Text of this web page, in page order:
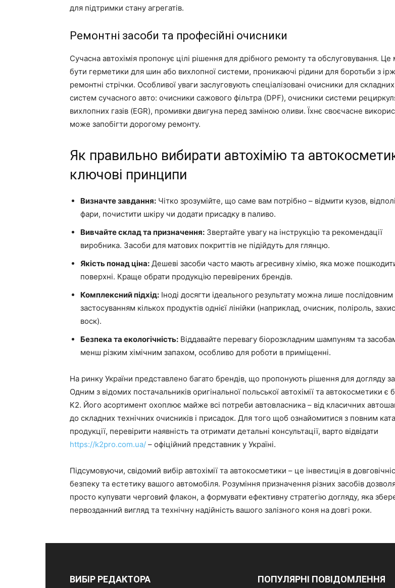
для підтримки стану агрегатів.
Ремонтні засоби та професійні очисники
Сучасна автохімія пропонує цілі рішення для дрібного ремонту та обслуговування.
бути герметики для шин або вихлопної системи, проникаючі рідини для боротьби з
ремонтні стрічки. Особливої уваги заслуговують спеціалізовані очисники для складних
систем сучасного авто: очисники сажового фільтра (DPF), очисники системи
вихлопних газів (EGR), промивки двигуна перед заміною оливи. Їхнє своєчасне
може запобігти дорогому ремонту.
Як правильно вибирати автохімію та
ключові принципи
Визначте завдання: Чітко зрозумійте, що саме вам потрібно – відмити кузов,
фари, почистити шкіру чи додати присадку в паливо.
Вивчайте склад та призначення: Звертайте увагу на інструкцію та рекомендації
виробника. Засоби для матових покриттів не підійдуть для глянцю.
Якість понад ціна: Дешеві засоби часто мають агресивну хімію, яка може
поверхні. Краще обрати продукцію перевірених брендів.
Комплексний підхід: Іноді досягти ідеального результату можна лише послідовним
застосуванням кількох продуктів однієї лінійки (наприклад, очисник, поліроль,
воск).
Безпека та екологічність: Віддавайте перевагу біорозкладним шампуням та
менш різким хімічним запахом, особливо для роботи в приміщенні.
На ринку України представлено багато брендів, що пропонують рішення для догляду
Одним з відомих постачальників оригінальної польської автохімії та автокосметики є
K2. Його асортимент охоплює майже всі потреби автовласника – від класичних
до складних технічних очисників і присадок. Для того щоб ознайомитися з повним
продукції, перевірити наявність та отримати детальні консультації, варто відвідати
https://k2pro.com.ua/ – офіційний представник у Україні.
Підсумовуючи, свідомий вибір автохімії та автокосметики – це інвестиція в
безпеку та естетику вашого автомобіля. Розуміння призначення різних засобів
просто купувати черговий флакон, а формувати ефективну стратегію догляду, яка
первозданний вигляд та технічну надійність вашого залізного коня на довгі роки.
ВИБІР РЕДАКТОРА ПОПУЛЯРНІ ПОВІДОМЛЕННЯ